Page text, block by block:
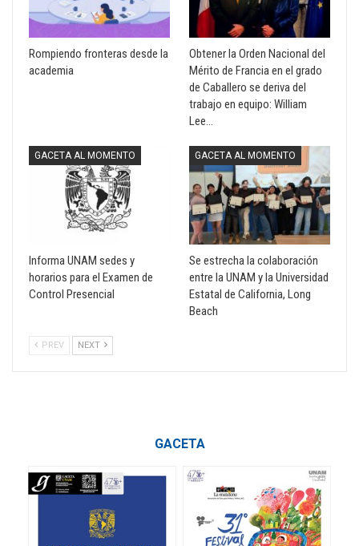
Rompiendo fronteras desde la
academia
Obtener la Orden Nacional del
Mérito de Francia en el grado
de Caballero se deriva del
trabajo en equipo: William
Lee…
GACETA AL MOMENTO
Informa UNAM sedes y
horarios para el Examen de
Control Presencial
GACETA AL MOMENTO
Se estrecha la colaboración
entre la UNAM y la Universidad
Estatal de California, Long
Beach
PREV NEXT
GACETA